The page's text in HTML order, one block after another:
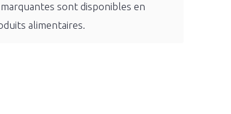
sont disponibles en
alimentaires.